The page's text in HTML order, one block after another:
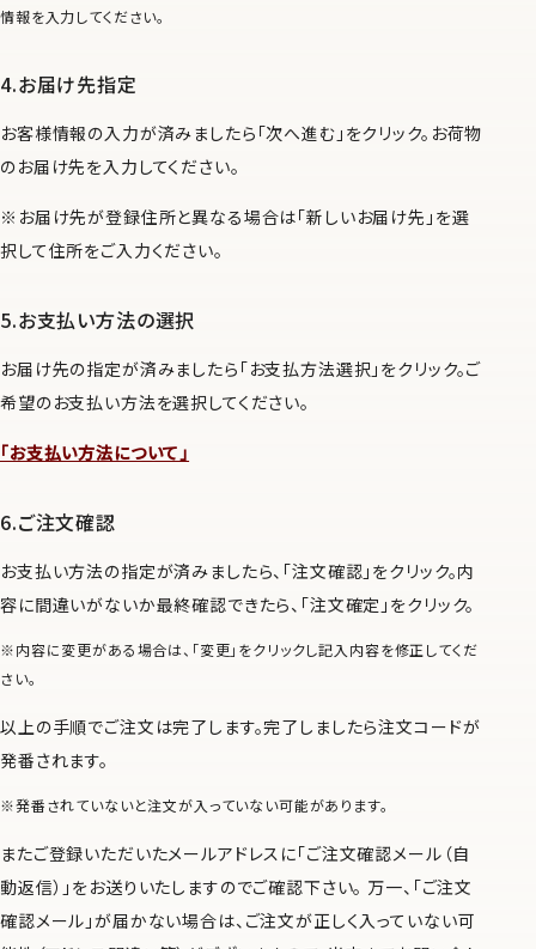
情報を入力してください。
お届け先指定
お客様情報の入力が済みましたら「次へ進む」をクリック。お荷物
のお届け先を入力してください。
※お届け先が登録住所と異なる場合は「新しいお届け先」を選
択して住所をご入力ください。
お支払い方法の選択
お届け先の指定が済みましたら「お支払方法選択」をクリック。ご
希望のお支払い方法を選択してください。
「お支払い方法について」
ご注文確認
お支払い方法の指定が済みましたら、「注文確認」をクリック。内
容に間違いがないか最終確認できたら、「注文確定」をクリック。
※内容に変更がある場合は、「変更」をクリックし記入内容を修正してくだ
さい。
以上の手順でご注文は完了します。完了しましたら注文コードが
発番されます。
※発番されていないと注文が入っていない可能があります。
またご登録いただいたメールアドレスに「ご注文確認メール（自
動返信）」をお送りいたしますのでご確認下さい。 万一、「ご注文
確認メール」が届かない場合は、ご注文が正しく入っていない可